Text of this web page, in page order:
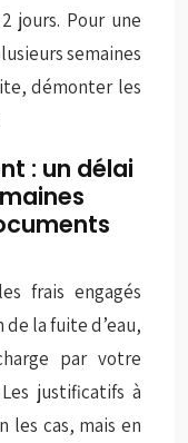
jours. Pour une
semaines
démonter les
: un délai
frais engagés
la fuite d’eau,
par votre
justificatifs à
les cas, mais en